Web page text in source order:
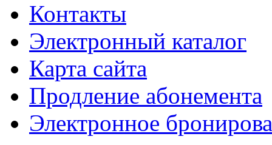
Контакты
Электронный каталог
Карта сайта
Продление абонемента
Электронное